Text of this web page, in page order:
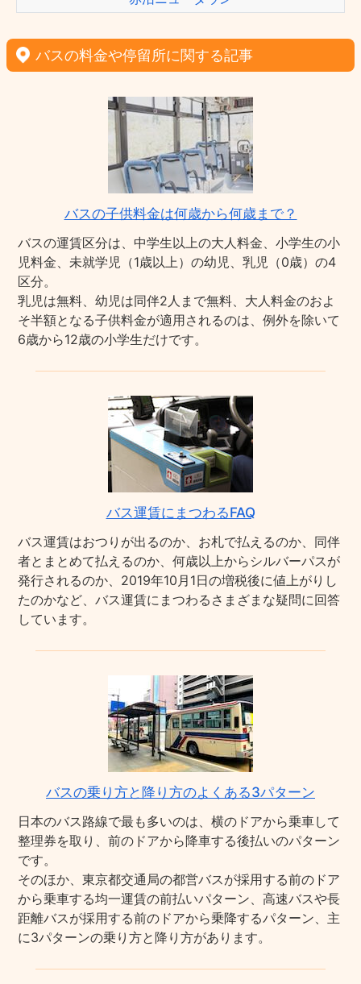
バスの料金や停留所に関する記事
バスの子供料金は何歳から何歳まで？
バスの運賃区分は、中学生以上の大人料金、小学生の小
児料金、未就学児（1歳以上）の幼児、乳児（0歳）の4
区分。
乳児は無料、幼児は同伴2人まで無料、大人料金のおよ
そ半額となる子供料金が適用されるのは、例外を除いて
6歳から12歳の小学生だけです。
バス運賃にまつわるFAQ
バス運賃はおつりが出るのか、お札で払えるのか、同伴
者とまとめて払えるのか、何歳以上からシルバーパスが
発行されるのか、2019年10月1日の増税後に値上がりし
たのかなど、バス運賃にまつわるさまざまな疑問に回答
しています。
バスの乗り方と降り方のよくある3パターン
日本のバス路線で最も多いのは、横のドアから乗車して
整理券を取り、前のドアから降車する後払いのパターン
です。
そのほか、東京都交通局の都営バスが採用する前のドア
から乗車する均一運賃の前払いパターン、高速バスや長
距離バスが採用する前のドアから乗降するパターン、主
に3パターンの乗り方と降り方があります。